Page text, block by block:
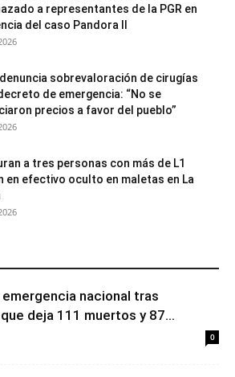
a representantes de la PGR en
del caso Pandora II
denuncia sobrevaloración de cirugías
de emergencia: “No se
precios a favor del pueblo”
a tres personas con más de L1
en efectivo oculto en maletas en La
nacional tras
deja 111 muertos y 87...
0